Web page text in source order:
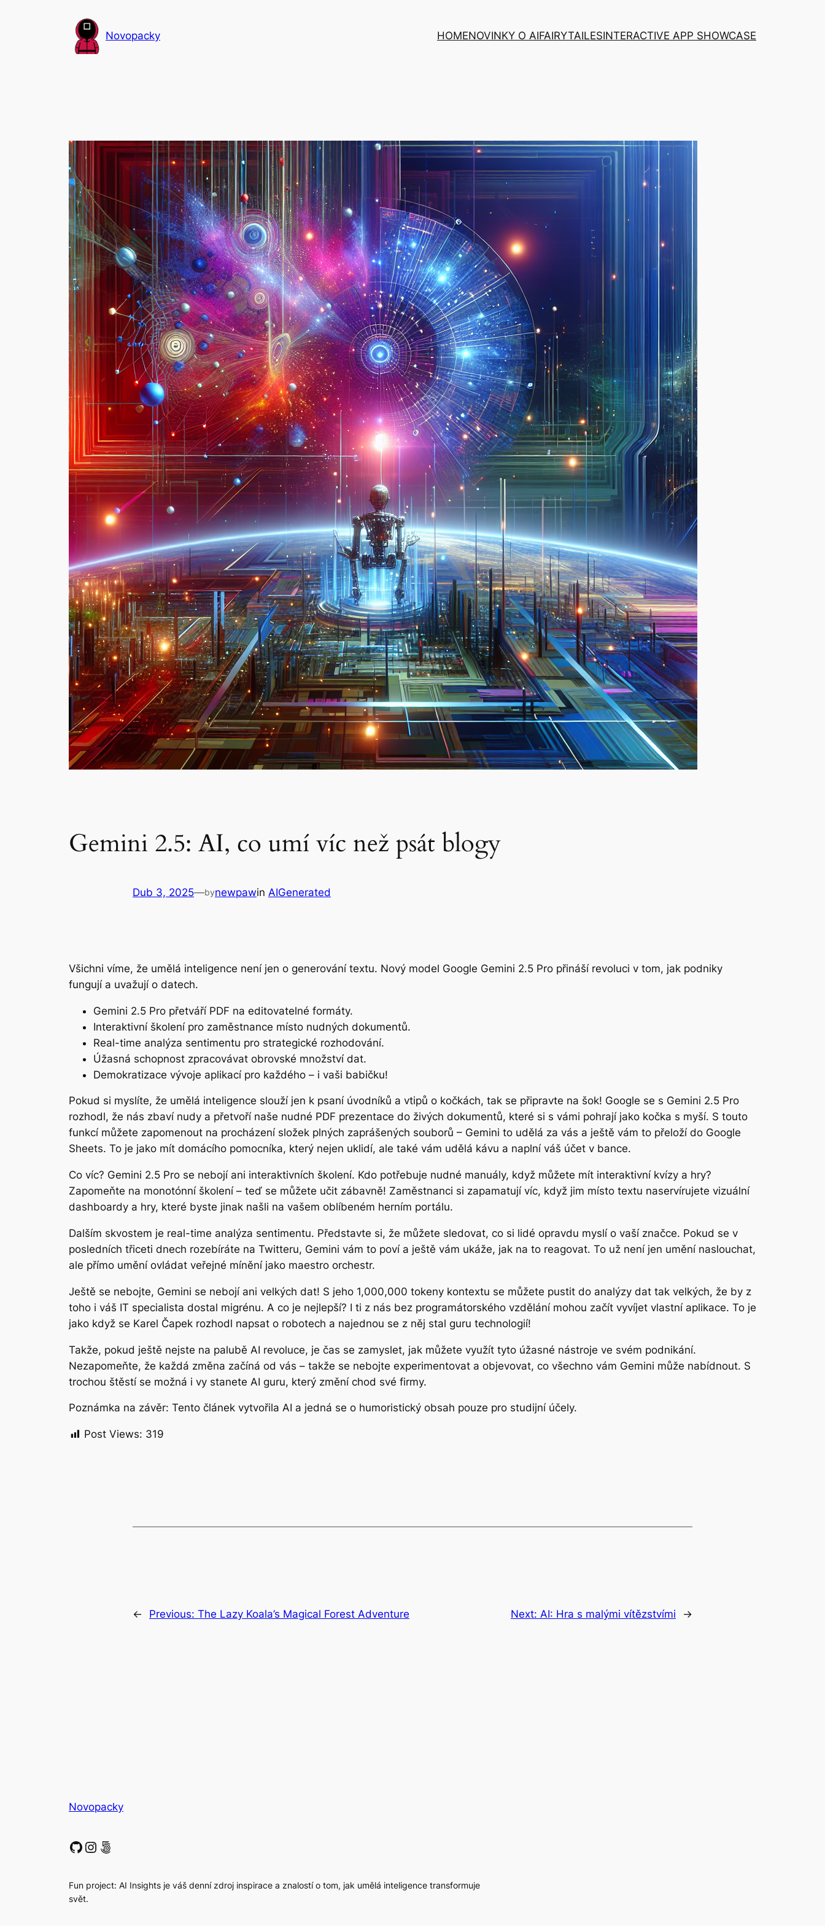
Novopacky HOMENOVINKY O AIFAIRYTAILESINTERACTIVE APP SHOWCASE
Gemini 2.5: AI, co umí víc než psát blogy
Dub 3, 2025—bynewpawin AIGenerated
Všichni víme, že umělá inteligence není jen o generování textu. Nový model Google Gemini 2.5 Pro přináší revoluci v tom, jak podniky
fungují a uvažují o datech.
Gemini 2.5 Pro přetváří PDF na editovatelné formáty.
Interaktivní školení pro zaměstnance místo nudných dokumentů.
Real-time analýza sentimentu pro strategické rozhodování.
Úžasná schopnost zpracovávat obrovské množství dat.
Demokratizace vývoje aplikací pro každého – i vaši babičku!
Pokud si myslíte, že umělá inteligence slouží jen k psaní úvodníků a vtipů o kočkách, tak se připravte na šok! Google se s Gemini 2.5 Pro
rozhodl, že nás zbaví nudy a přetvoří naše nudné PDF prezentace do živých dokumentů, které si s vámi pohrají jako kočka s myší. S touto
funkcí můžete zapomenout na procházení složek plných zaprášených souborů – Gemini to udělá za vás a ještě vám to přeloží do Google
Sheets. To je jako mít domácího pomocníka, který nejen uklidí, ale také vám udělá kávu a naplní váš účet v bance.
Co víc? Gemini 2.5 Pro se nebojí ani interaktivních školení. Kdo potřebuje nudné manuály, když můžete mít interaktivní kvízy a hry?
Zapomeňte na monotónní školení – teď se můžete učit zábavně! Zaměstnanci si zapamatují víc, když jim místo textu naservírujete vizuální
dashboardy a hry, které byste jinak našli na vašem oblíbeném herním portálu.
Dalším skvostem je real-time analýza sentimentu. Představte si, že můžete sledovat, co si lidé opravdu myslí o vaší značce. Pokud se v
posledních třiceti dnech rozebíráte na Twitteru, Gemini vám to poví a ještě vám ukáže, jak na to reagovat. To už není jen umění naslouchat,
ale přímo umění ovládat veřejné mínění jako maestro orchestr.
Ještě se nebojte, Gemini se nebojí ani velkých dat! S jeho 1,000,000 tokeny kontextu se můžete pustit do analýzy dat tak velkých, že by z
toho i váš IT specialista dostal migrénu. A co je nejlepší? I ti z nás bez programátorského vzdělání mohou začít vyvíjet vlastní aplikace. To je
jako když se Karel Čapek rozhodl napsat o robotech a najednou se z něj stal guru technologií!
Takže, pokud ještě nejste na palubě AI revoluce, je čas se zamyslet, jak můžete využít tyto úžasné nástroje ve svém podnikání.
Nezapomeňte, že každá změna začíná od vás – takže se nebojte experimentovat a objevovat, co všechno vám Gemini může nabídnout. S
trochou štěstí se možná i vy stanete AI guru, který změní chod své firmy.
Poznámka na závěr: Tento článek vytvořila AI a jedná se o humoristický obsah pouze pro studijní účely.
Post Views: 319
← Previous: The Lazy Koala’s Magical Forest Adventure Next: AI: Hra s malými vítězstvími →
Novopacky
GitHub Instagram 500px
Fun project: AI Insights je váš denní zdroj inspirace a znalostí o tom, jak umělá inteligence transformuje
svět.